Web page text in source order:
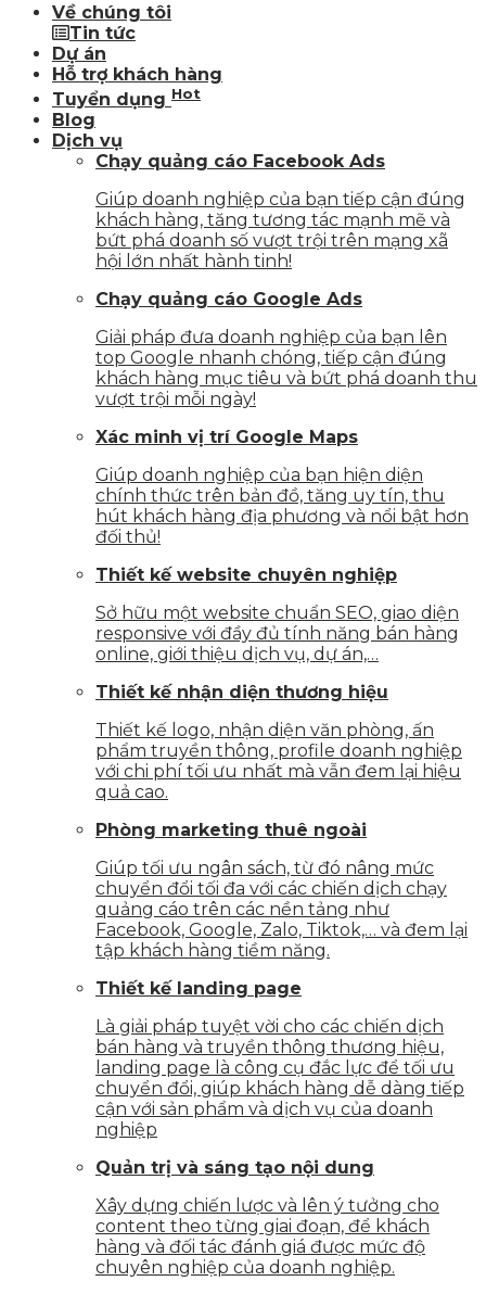
Về chúng tôi
Tin tức
Dự án
Hỗ trợ khách hàng
Tuyển dụng Hot
Blog
Dịch vụ
Chạy quảng cáo Facebook Ads
Giúp doanh nghiệp của bạn tiếp cận đúng
khách hàng, tăng tương tác mạnh mẽ và
bứt phá doanh số vượt trội trên mạng xã
hội lớn nhất hành tinh!
Chạy quảng cáo Google Ads
Giải pháp đưa doanh nghiệp của bạn lên
top Google nhanh chóng, tiếp cận đúng
khách hàng mục tiêu và bứt phá doanh thu
vượt trội mỗi ngày!
Xác minh vị trí Google Maps
Giúp doanh nghiệp của bạn hiện diện
chính thức trên bản đồ, tăng uy tín, thu
hút khách hàng địa phương và nổi bật hơn
đối thủ!
Thiết kế website chuyên nghiệp
Sở hữu một website chuẩn SEO, giao diện
responsive với đầy đủ tính năng bán hàng
online, giới thiệu dịch vụ, dự án,…
Thiết kế nhận diện thương hiệu
Thiết kế logo, nhận diện văn phòng, ấn
phẩm truyền thông, profile doanh nghiệp
với chi phí tối ưu nhất mà vẫn đem lại hiệu
quả cao.
Phòng marketing thuê ngoài
Giúp tối ưu ngân sách, từ đó nâng mức
chuyển đổi tối đa với các chiến dịch chạy
quảng cáo trên các nền tảng như
Facebook, Google, Zalo, Tiktok,… và đem lại
tập khách hàng tiềm năng.
Thiết kế landing page
Là giải pháp tuyệt vời cho các chiến dịch
bán hàng và truyền thông thương hiệu,
landing page là công cụ đắc lực để tối ưu
chuyển đổi, giúp khách hàng dễ dàng tiếp
cận với sản phẩm và dịch vụ của doanh
nghiệp
Quản trị và sáng tạo nội dung
Xây dựng chiến lược và lên ý tưởng cho
content theo từng giai đoạn, để khách
hàng và đối tác đánh giá được mức độ
chuyên nghiệp của doanh nghiệp.